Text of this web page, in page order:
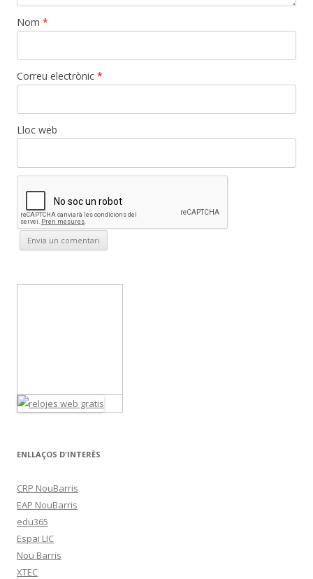
Nom *
Correu electrònic *
Lloc web
ENLLAÇOS D'INTERÈS
CRP NouBarris
EAP NouBarris
edu365
Espai LIC
Nou Barris
XTEC